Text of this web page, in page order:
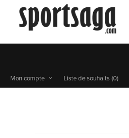
Mon compte Liste de souhaits (0)